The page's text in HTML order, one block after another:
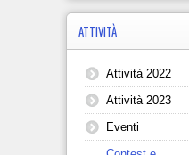
ATTIVITÀ
Attività 2022
Attività 2023
Eventi